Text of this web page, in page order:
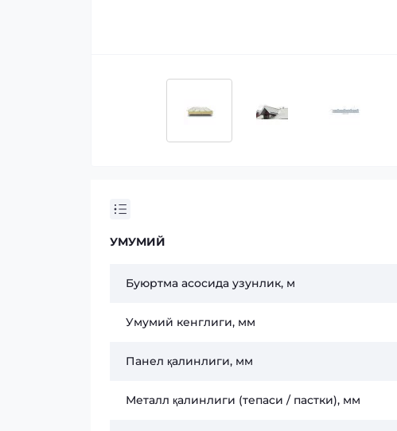
УМУМИЙ
Буюртма асосида узунлик, м
Умумий кенглиги, мм
Панел қалинлиги, мм
Металл қалинлиги (тепаси / пастки), мм